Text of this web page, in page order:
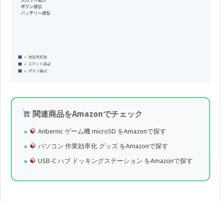
関連商品をAmazonでチェック
Anbernic ゲーム機 microSD をAmazonで探す
パソコン 作業効率化 グッズ をAmazonで探す
USB-C ハブ ドッキングステーション をAmazonで探す